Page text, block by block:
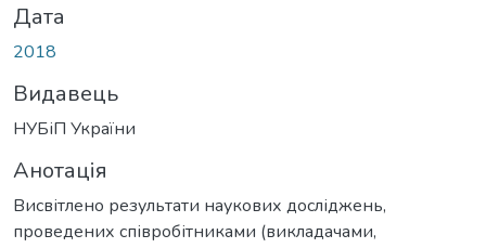
Дата
2018
Видавець
НУБіП України
Анотація
Висвітлено результати наукових досліджень,
проведених співробітниками (викладачами,